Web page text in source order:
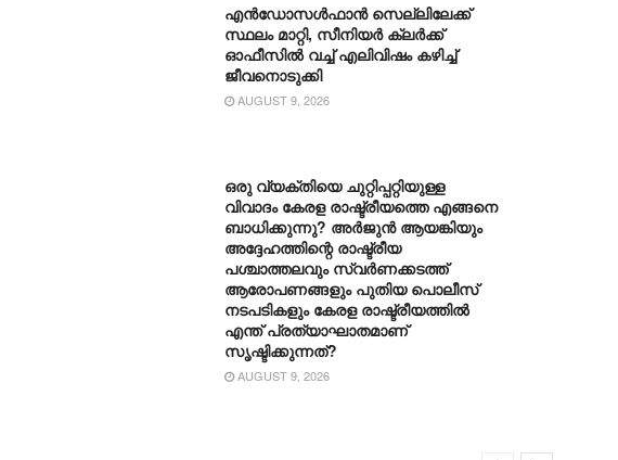
എൻഡോസൾഫാൻ സെല്ലിലേക്ക്
സ്ഥലം മാറ്റി, സീനിയർ ക്ലർക്ക്
ഓഫീസിൽ വച്ച് എലിവിഷം കഴിച്ച്
ജീവനൊടുക്കി
AUGUST 9, 2026
ഒരു വ്യക്തിയെ ചുറ്റിപ്പറ്റിയുള്ള
വിവാദം കേരള രാഷ്ട്രീയത്തെ എങ്ങനെ
ബാധിക്കുന്നു? അർജുൻ ആയങ്കിയും
അദ്ദേഹത്തിന്റെ രാഷ്ട്രീയ
പശ്ചാത്തലവും സ്വർണക്കടത്ത്
ആരോപണങ്ങളും പുതിയ പൊലീസ്
നടപടികളും കേരള രാഷ്ട്രീയത്തിൽ
എന്ത് പ്രത്യാഘാതമാണ്
സൃഷ്ടിക്കുന്നത്?
AUGUST 9, 2026